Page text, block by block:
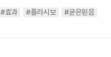
#효과 #플라시보 #굳은믿음